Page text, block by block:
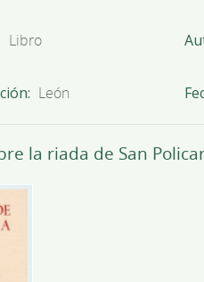
Libro
León
la riada de San